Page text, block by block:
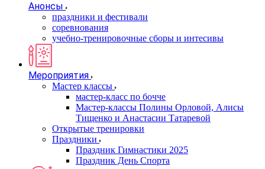
Анонсы
праздники и фестивали
соревнования
учебно-тренировочные сборы и интесивы
Мероприятия
Мастер классы
мастер-класс по бочче
Мастер-классы Полины Орловой, Алисы
Тищенко и Анастасии Татаревой
Открытые тренировки
Праздники
Праздник Гимнастики 2025
Праздник День Спорта